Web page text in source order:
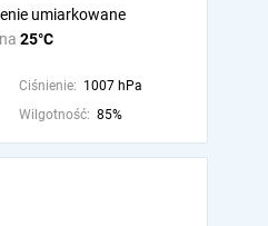
25°C
umiarkowane
Ciśnienie: 1007 hPa
Wilgotność: 85%